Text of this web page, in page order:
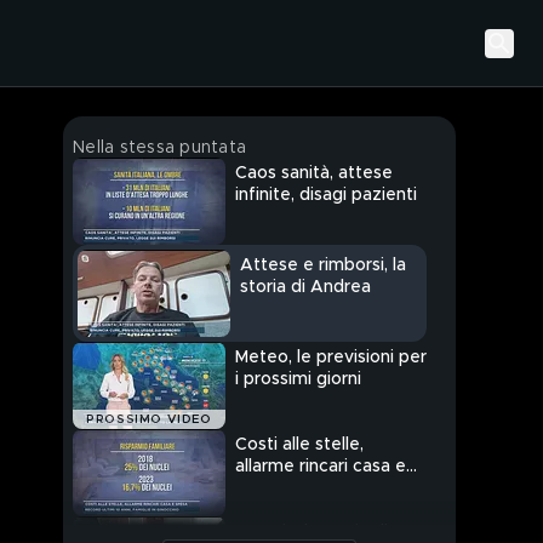
Nella stessa puntata
Caos sanità, attese
infinite, disagi pazienti
Attese e rimborsi, la
storia di Andrea
PROSSIMO VIDEO
Meteo, le previsioni per
i prossimi giorni
Costi alle stelle,
allarme rincari casa e